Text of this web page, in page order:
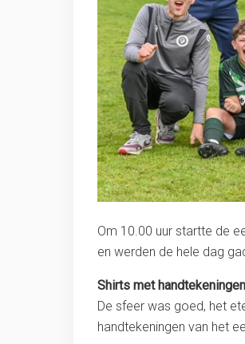
Om 10.00 uur startte de
en werden de hele dag
Shirts met handtekeningen
De sfeer was goed, het
handtekeningen van het